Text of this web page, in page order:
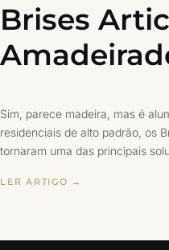
Brises
Sim, parece madeira, mas é
residenciais de alto padrão, os
tornaram uma das principais
LER ARTIGO →